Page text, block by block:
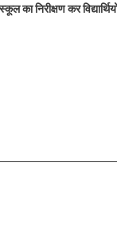
का निरीक्षण कर